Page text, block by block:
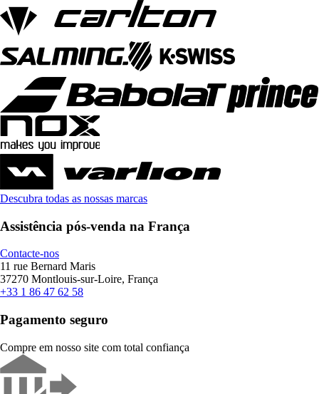
Descubra todas as nossas marcas
Assistência pós-venda na França
Contacte-nos
11 rue Bernard Maris
37270 Montlouis-sur-Loire, França
+33 1 86 47 62 58
Pagamento seguro
Compre em nosso site com total confiança